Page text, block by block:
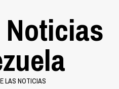
LAS NOTICIAS